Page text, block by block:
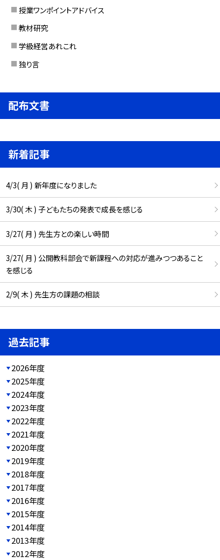
授業ワンポイントアドバイス
教材研究
学級経営あれこれ
独り言
配布文書
新着記事
4/3( 月 ) 新年度になりました
3/30( 木 ) 子どもたちの発表で成長を感じる
3/27( 月 ) 先生方との楽しい時間
3/27( 月 ) 公開教科部会で新課程への対応が進みつつあること
を感じる
2/9( 木 ) 先生方の課題の相談
過去記事
2026年度
2025年度
2024年度
2023年度
2022年度
2021年度
2020年度
2019年度
2018年度
2017年度
2016年度
2015年度
2014年度
2013年度
2012年度